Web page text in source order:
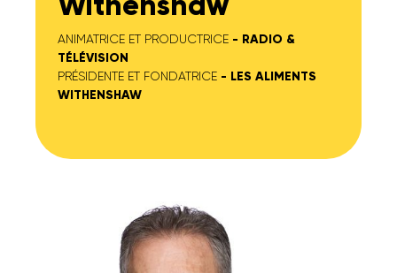
ANIMATRICE ET PRODUCTRICE - RADIO &
TÉLÉVISION
PRÉSIDENTE ET FONDATRICE - LES ALIMENTS
WITHENSHAW